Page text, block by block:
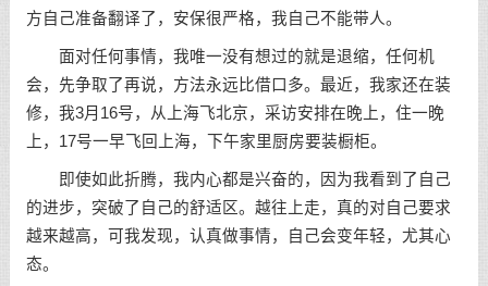
方自己准备翻译了，安保很严格，我自己不能带人。
面对任何事情，我唯一没有想过的就是退缩，任何机
会，先争取了再说，方法永远比借口多。最近，我家还在装
修，我3月16号，从上海飞北京，采访安排在晚上，住一晚
上，17号一早飞回上海，下午家里厨房要装橱柜。
即使如此折腾，我内心都是兴奋的，因为我看到了自己
的进步，突破了自己的舒适区。越往上走，真的对自己要求
越来越高，可我发现，认真做事情，自己会变年轻，尤其心
态。